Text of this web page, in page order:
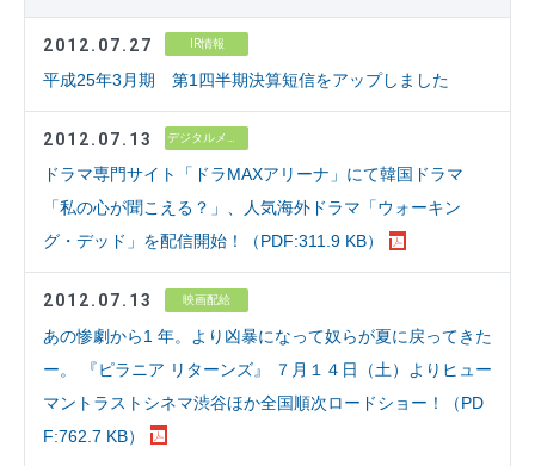
2012.07.27 IR情報
平成25年3月期 第1四半期決算短信をアップしました
2012.07.13 デジタルメディア
ドラマ専門サイト「ドラMAXアリーナ」にて韓国ドラマ
「私の心が聞こえる？」、人気海外ドラマ「ウォーキン
グ・デッド」を配信開始！（PDF:311.9 KB）
2012.07.13 映画配給
あの惨劇から1 年。より凶暴になって奴らが夏に戻ってきた
ー。 『ピラニア リターンズ』 ７月１４日（土）よりヒュー
マントラストシネマ渋谷ほか全国順次ロードショー！（PD
F:762.7 KB）